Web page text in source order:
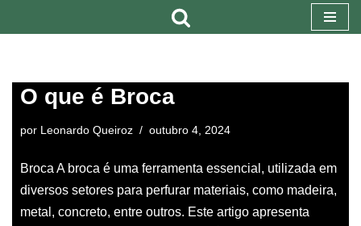
conteúdo
O que é Broca
por Leonardo Queiroz outubro 4, 2024
Broca A broca é uma ferramenta essencial, utilizada em
diversos setores para perfurar materiais, como madeira,
metal, concreto, entre outros. Este artigo apresenta